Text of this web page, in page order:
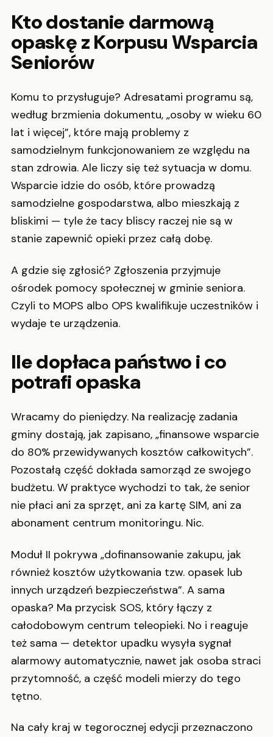
Kto dostanie darmową
opaskę z Korpusu Wsparcia
Seniorów
Komu to przysługuje? Adresatami programu są,
według brzmienia dokumentu, „osoby w wieku 60
lat i więcej”, które mają problemy z
samodzielnym funkcjonowaniem ze względu na
stan zdrowia. Ale liczy się też sytuacja w domu.
Wsparcie idzie do osób, które prowadzą
samodzielne gospodarstwa, albo mieszkają z
bliskimi — tyle że tacy bliscy raczej nie są w
stanie zapewnić opieki przez całą dobę.
A gdzie się zgłosić? Zgłoszenia przyjmuje
ośrodek pomocy społecznej w gminie seniora.
Czyli to MOPS albo OPS kwalifikuje uczestników i
wydaje te urządzenia.
Ile dopłaca państwo i co
potrafi opaska
Wracamy do pieniędzy. Na realizację zadania
gminy dostają, jak zapisano, „finansowe wsparcie
do 80% przewidywanych kosztów całkowitych”.
Pozostałą część dokłada samorząd ze swojego
budżetu. W praktyce wychodzi to tak, że senior
nie płaci ani za sprzęt, ani za kartę SIM, ani za
abonament centrum monitoringu. Nic.
Moduł II pokrywa „dofinansowanie zakupu, jak
również kosztów użytkowania tzw. opasek lub
innych urządzeń bezpieczeństwa”. A sama
opaska? Ma przycisk SOS, który łączy z
całodobowym centrum teleopieki. No i reaguje
też sama — detektor upadku wysyła sygnał
alarmowy automatycznie, nawet jak osoba straci
przytomność, a część modeli mierzy do tego
tętno.
Na cały kraj w tegorocznej edycji przeznaczono